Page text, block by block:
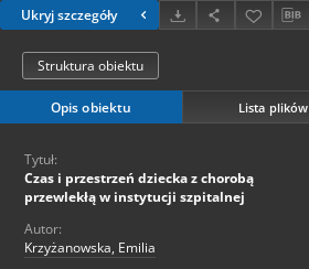
Ukryj szczegóły
Struktura obiektu
Opis obiektu Lista plików
Tytuł:
Czas i przestrzeń dziecka z chorobą
przewlekłą w instytucji szpitalnej
Autor:
Krzyżanowska, Emilia